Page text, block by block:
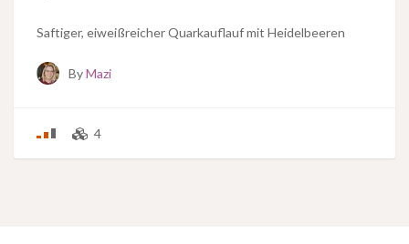
Saftiger, eiweißreicher Quarkauflauf mit Heidelbeeren
ByMazi
4